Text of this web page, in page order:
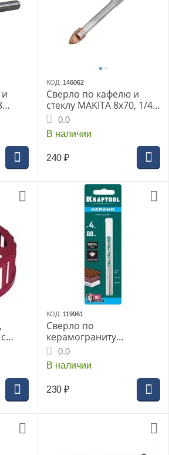
КОД: 146062
Сверло по кафелю и
стеклу MAKITA 8x70, 1/4"
(D-15970)
0.0
В наличии
240 ₽
КОД: 119961
Сверло по
керамограниту
KRAFTOOL «KERAMO»,
4х80мм, с
твердосплавной
пластиной, (29175-080-4)
0.0
В наличии
230 ₽